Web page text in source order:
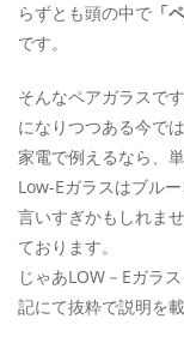
らずとも頭の中で 「
です。
そんなペアガラスで
になりつつある今では
家電で例えるなら、
Low-Eガラスはブル
言いすぎかもしれま
ております。
じゃあLOW－Eガラ
記にて抜粋で説明を